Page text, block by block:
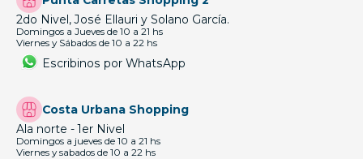
2do Nivel, José Ellauri y Solano García.
Domingos a Jueves de 10 a 21 hs
Viernes y Sábados de 10 a 22 hs
Escribinos por WhatsApp
Costa Urbana Shopping
Ala norte - 1er Nivel
Domingos a jueves de 10 a 21 hs
Viernes y sabados de 10 a 22 hs